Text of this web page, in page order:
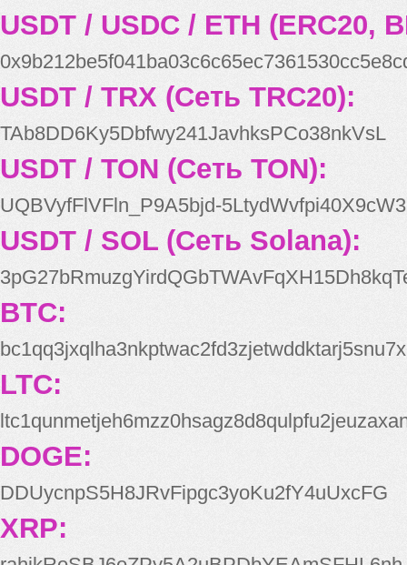
USDT / USDC / ETH (ERC20,
USDT / TRX (Сеть TRC20):
TAb8DD6Ky5Dbfwy241JavhksPCo38nkVsL
USDT / TON (Сеть TON):
UQBVyfFlVFln_P9A5bjd-
USDT / SOL (Сеть Solana):
BTC:
bc1qq3jxqlha3nkptwac2fd3zjetwddktarj5snu7x
LTC:
DOGE:
DDUycnpS5H8JRvFipgc3yoKu2fY4uUxcFG
XRP: